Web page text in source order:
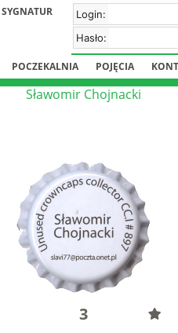
Login:
Hasło:
POCZEKALNIA POJĘCIA
Sławomir Chojnacki
3